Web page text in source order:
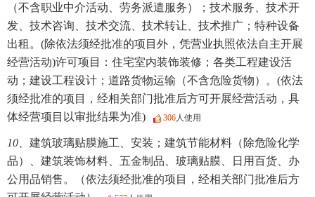
（不含职业中介活动、劳务派遣服务）；技术服务、技术开
发、技术咨询、技术交流、技术转让、技术推广；特种设备
出租。(除依法须经批准的项目外，凭营业执照依法自主开展
经营活动)许可项目：住宅室内装饰装修；各类工程建设活
动；建设工程设计；道路货物运输（不含危险货物）。(依法
须经批准的项目，经相关部门批准后方可开展经营活动，具
体经营项目以审批结果为准)
306 人使用
10、 建筑玻璃贴膜施工、安装；建筑节能材料（除危险化学
品）、建筑装饰材料、五金制品、玻璃贴膜、日用百货、办
公用品销售。（依法须经批准的项目，经相关部门批准后方